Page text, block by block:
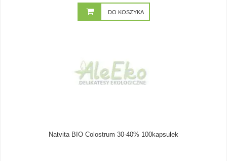
DO KOSZYKA
Natvita BIO Colostrum 30-40% 100kapsułek